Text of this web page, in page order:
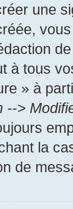
une
à tous
» à
-->
la
de